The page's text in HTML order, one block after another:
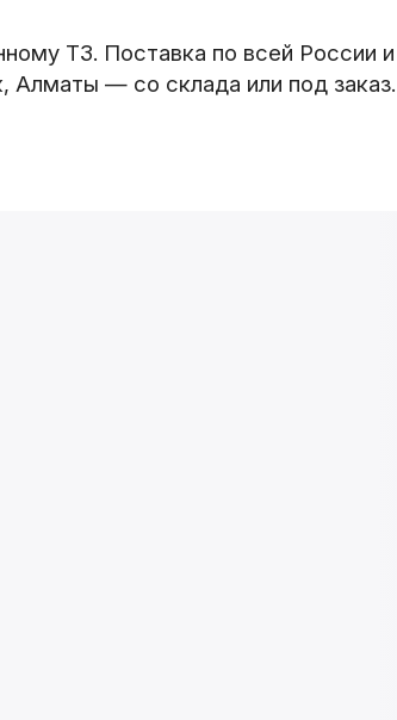
ТЗ. Поставка по всей России
Алматы — со склада или под заказ.